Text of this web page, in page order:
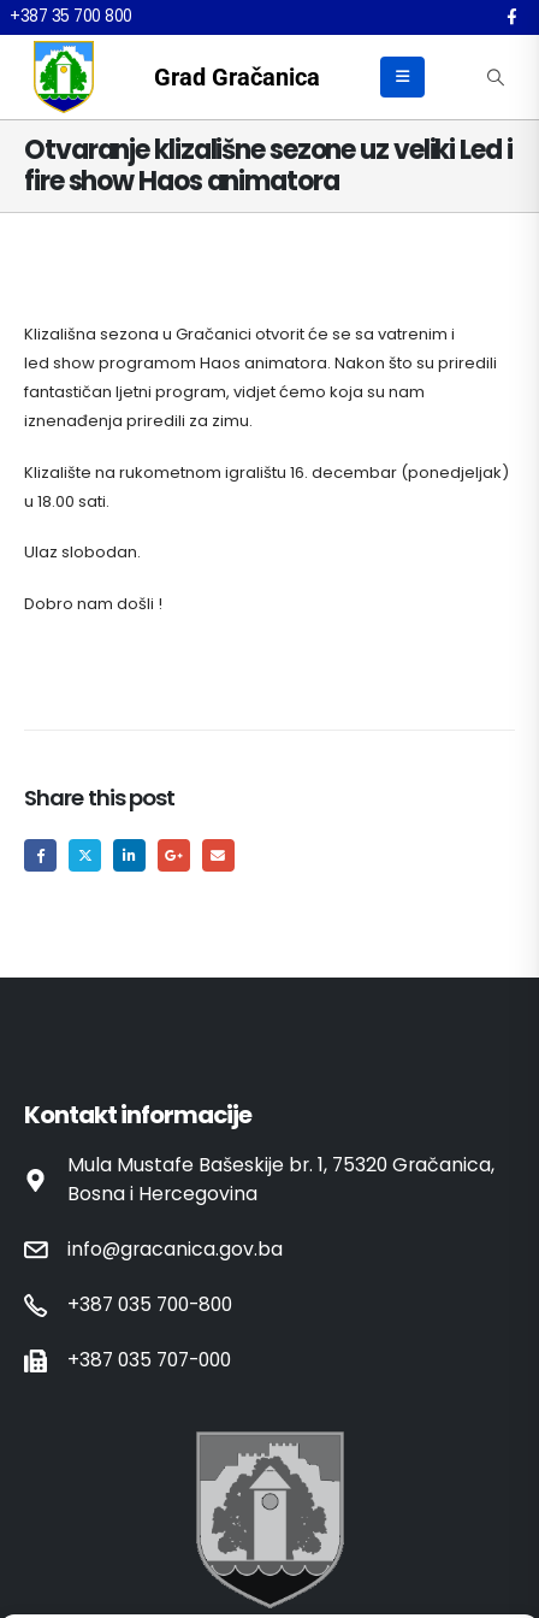
+387 35 700 800
Grad Gračanica
Otvaranje klizališne sezone uz veliki Led i
fire show Haos animatora
Klizališna sezona u Gračanici otvorit će se sa vatrenim i
led show programom Haos animatora. Nakon što su priredili
fantastičan ljetni program, vidjet ćemo koja su nam
iznenađenja priredili za zimu.
Klizalište na rukometnom igralištu 16. decembar (ponedjeljak)
u 18.00 sati.
Ulaz slobodan.
Dobro nam došli !
Share this post
Kontakt informacije
Mula Mustafe Bašeskije br. 1, 75320 Gračanica,
Bosna i Hercegovina
info@gracanica.gov.ba
+387 035 700-800
+387 035 707-000